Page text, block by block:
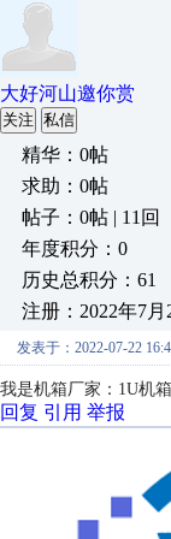
大好河山邀你赏
关注 私信
精华：0帖
求助：0帖
帖子：0帖 | 11回
年度积分：0
历史总积分：61
注册：2022年7月
发表于：2022-07-22
我是机箱厂家：1U机
回复 引用 举报